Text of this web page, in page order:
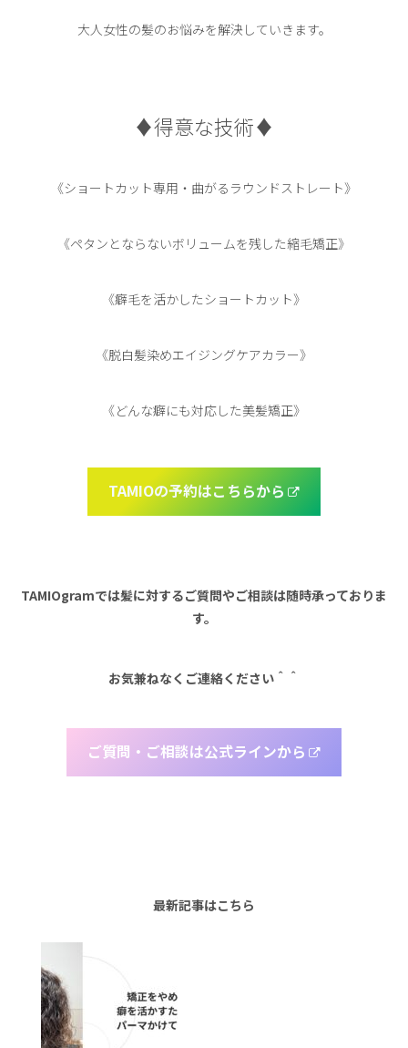
大人女性の髪のお悩みを解決していきます。
♦︎得意な技術♦︎
《ショートカット専用・曲がるラウンドストレート》
《ペタンとならないボリュームを残した縮毛矯正》
《癖毛を活かしたショートカット》
《脱白髪染めエイジングケアカラー》
《どんな癖にも対応した美髪矯正》
TAMIOの予約はこちらから
TAMIOgramでは髪に対するご質問やご相談は随時承っておりま
す。
お気兼ねなくご連絡ください＾＾
ご質問・ご相談は公式ラインから
最新記事はこちら